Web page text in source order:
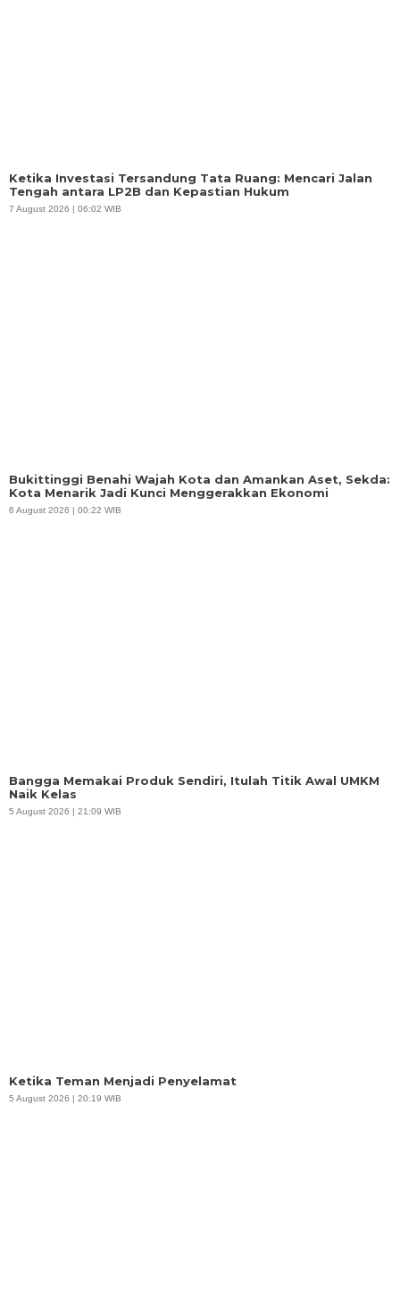
Ketika Investasi Tersandung Tata Ruang: Mencari Jalan
Tengah antara LP2B dan Kepastian Hukum
7 August 2026 | 06:02 WIB
Bukittinggi Benahi Wajah Kota dan Amankan Aset, Sekda:
Kota Menarik Jadi Kunci Menggerakkan Ekonomi
6 August 2026 | 00:22 WIB
Bangga Memakai Produk Sendiri, Itulah Titik Awal UMKM
Naik Kelas
5 August 2026 | 21:09 WIB
Ketika Teman Menjadi Penyelamat
5 August 2026 | 20:19 WIB